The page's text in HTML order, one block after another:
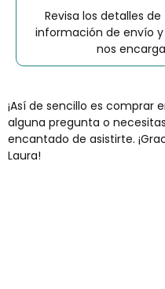
Revisa los detalles
información de envío y
nos
¡Así de sencillo es comprar
alguna pregunta o
encantado de asistirte.
Laura!